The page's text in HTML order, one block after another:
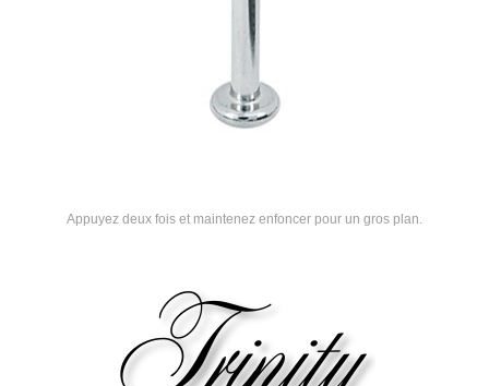
Appuyez deux fois et maintenez enfoncer pour un gros plan.